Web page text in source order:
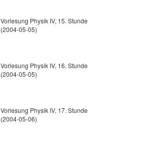
Vorlesung Physik IV, 15. Stunde
(2004-05-05)
Vorlesung Physik IV, 16. Stunde
(2004-05-05)
Vorlesung Physik IV, 17. Stunde
(2004-05-06)